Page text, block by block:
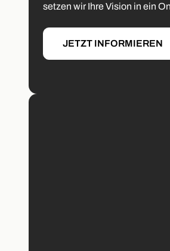
setzen wir Ihre Vision in ein
JETZT INFORMIEREN